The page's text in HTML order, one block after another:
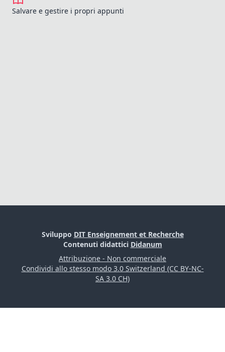
Salvare e gestire i propri appunti
Sviluppo DIT Enseignement et Recherche
Contenuti didattici Didanum
Attribuzione - Non commerciale
Condividi allo stesso modo 3.0 Switzerland (CC BY-NC-
SA 3.0 CH)